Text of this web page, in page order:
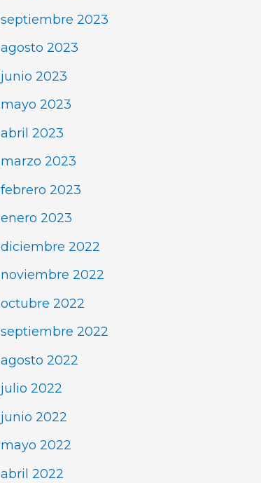
septiembre 2023
agosto 2023
junio 2023
mayo 2023
abril 2023
marzo 2023
febrero 2023
enero 2023
diciembre 2022
noviembre 2022
octubre 2022
septiembre 2022
agosto 2022
julio 2022
junio 2022
mayo 2022
abril 2022